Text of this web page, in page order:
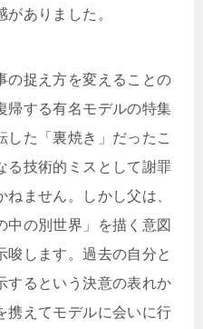
ありました。
の捉え方を変えることの
帰する有名モデルの特集
た「裏焼き」だったこ
る技術的ミスとして謝罪
ません。しかし父は、
中の別世界」を描く意図
唆します。過去の自分と
するという決意の表れか
携えてモデルに会いに行